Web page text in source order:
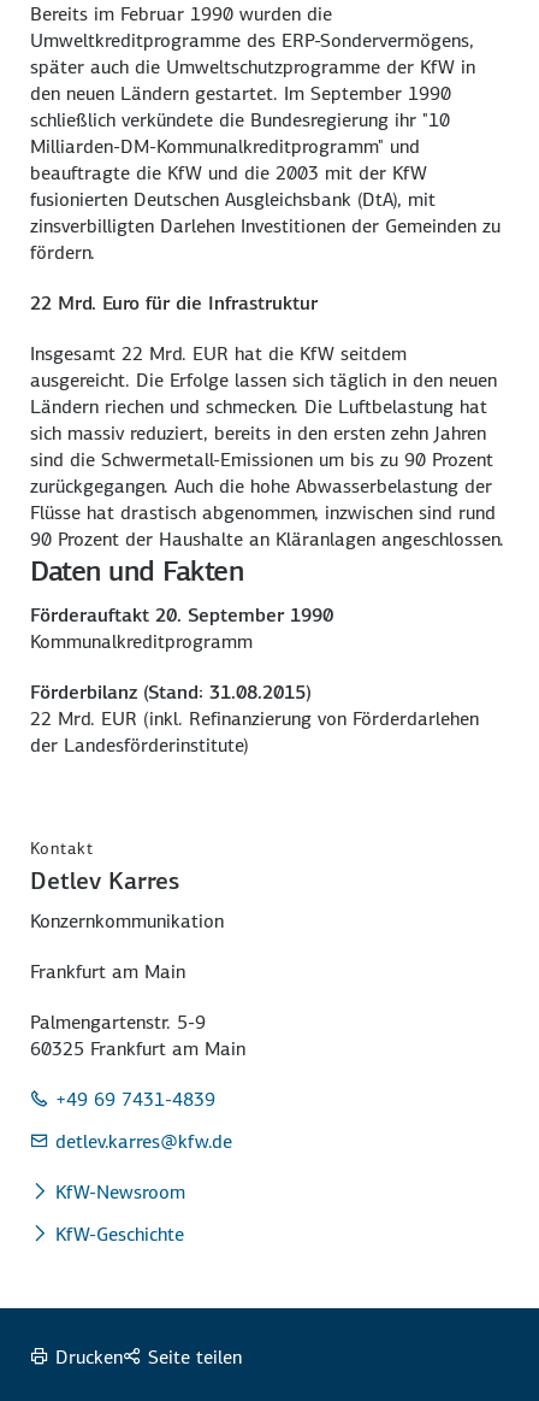
Bereits im Februar 1990 wurden die
Umweltkreditprogramme des ERP-Sondervermögens,
später auch die Umweltschutzprogramme der KfW in
den neuen Ländern gestartet. Im September 1990
schließlich verkündete die Bundesregierung ihr "10
Milliarden-DM-Kommunalkreditprogramm" und
beauftragte die KfW und die 2003 mit der KfW
fusionierten Deutschen Ausgleichsbank (DtA), mit
zinsverbilligten Darlehen Investitionen der Gemeinden zu
fördern.
22 Mrd. Euro für die Infrastruktur
Insgesamt 22 Mrd. EUR hat die KfW seitdem
ausgereicht. Die Erfolge lassen sich täglich in den neuen
Ländern riechen und schmecken. Die Luftbelastung hat
sich massiv reduziert, bereits in den ersten zehn Jahren
sind die Schwermetall-Emissionen um bis zu 90 Prozent
zurückgegangen. Auch die hohe Abwasserbelastung der
Flüsse hat drastisch abgenommen, inzwischen sind rund
90 Prozent der Haushalte an Kläranlagen angeschlossen.
Daten und Fakten
Förderauftakt 20. September 1990
Kommunalkreditprogramm
Förderbilanz (Stand: 31.08.2015)
22 Mrd. EUR (inkl. Refinanzierung von Förderdarlehen
der Landesförderinstitute)
Kontakt
Detlev Karres
Konzernkommunikation
Frankfurt am Main
Palmengartenstr. 5-9
60325 Frankfurt am Main
+49 69 7431-4839
detlev.karres@kfw.de
KfW-Newsroom
KfW-Geschichte
Drucken Seite teilen